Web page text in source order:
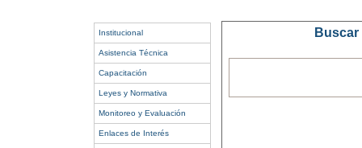
Institucional
Asistencia Técnica
Capacitación
Leyes y Normativa
Monitoreo y Evaluación
Enlaces de Interés